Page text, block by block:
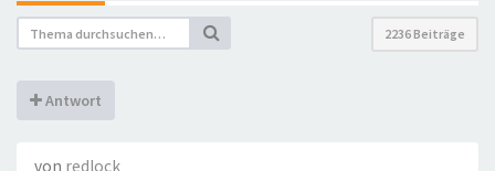
2236 Beiträge
Antwort
von redlock